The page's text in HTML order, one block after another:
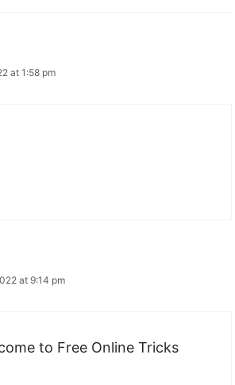
at 1:58 pm
at 9:14 pm
to Free Online Tricks